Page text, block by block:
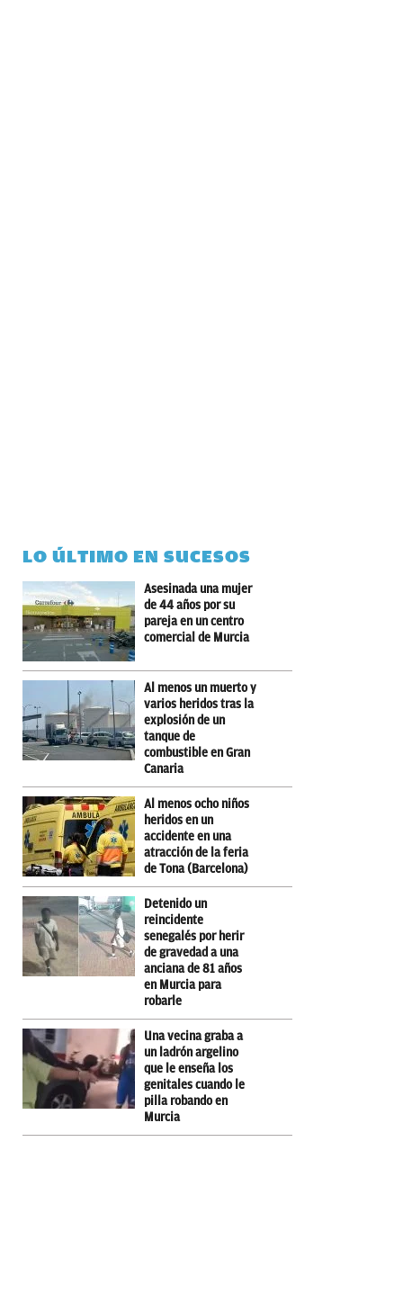
LO ÚLTIMO EN SUCESOS
Asesinada una mujer
de 44 años por su
pareja en un centro
comercial de Murcia
Al menos un muerto y
varios heridos tras la
explosión de un
tanque de
combustible en Gran
Canaria
Al menos ocho niños
heridos en un
accidente en una
atracción de la feria
de Tona (Barcelona)
Detenido un
reincidente
senegalés por herir
de gravedad a una
anciana de 81 años
en Murcia para
robarle
Una vecina graba a
un ladrón argelino
que le enseña los
genitales cuando le
pilla robando en
Murcia